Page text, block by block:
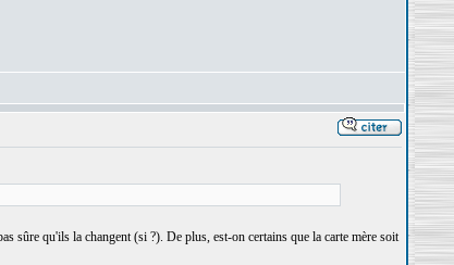
sûre qu'ils la changent (si ?). De plus, est-on certains que la carte mère soit